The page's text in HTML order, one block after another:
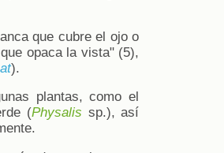
que cubre el ojo o
opaca la vista" (5),
).
plantas, como el
(Physalis sp.), así